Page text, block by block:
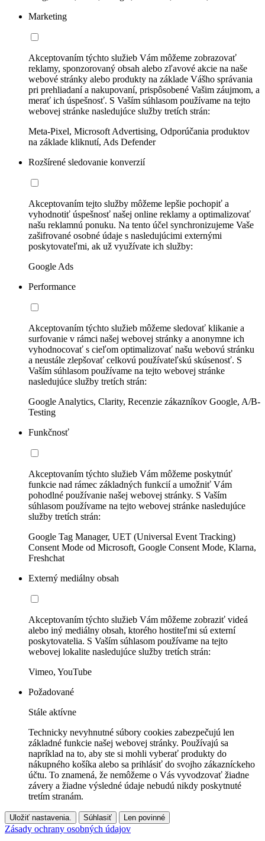
Marketing
Akceptovaním týchto služieb Vám môžeme zobrazovať
reklamy, sponzorovaný obsah alebo zľavové akcie na naše
webové stránky alebo produkty na základe Vášho správania
pri prehliadaní a nakupovaní, prispôsobené Vašim záujmom, a
merať ich úspešnosť. S Vaším súhlasom používame na tejto
webovej stránke nasledujúce služby tretích strán:
Meta-Pixel, Microsoft Advertising, Odporúčania produktov
na základe kliknutí, Ads Defender
Rozšírené sledovanie konverzií
Akceptovaním tejto služby môžeme lepšie pochopiť a
vyhodnotiť úspešnosť našej online reklamy a optimalizovať
našu reklamnú ponuku. Na tento účel synchronizujeme Vaše
zašifrované osobné údaje s nasledujúcimi externými
poskytovateľmi, ak už využívate ich služby:
Google Ads
Performance
Akceptovaním týchto služieb môžeme sledovať klikanie a
surfovanie v rámci našej webovej stránky a anonymne ich
vyhodnocovať s cieľom optimalizovať našu webovú stránku
a neustále zlepšovať celkovú používateľskú skúsenosť. S
Vaším súhlasom používame na tejto webovej stránke
nasledujúce služby tretích strán:
Google Analytics, Clarity, Recenzie zákazníkov Google, A/B-
Testing
Funkčnosť
Akceptovaním týchto služieb Vám môžeme poskytnúť
funkcie nad rámec základných funkcií a umožniť Vám
pohodlné používanie našej webovej stránky. S Vaším
súhlasom používame na tejto webovej stránke nasledujúce
služby tretích strán:
Google Tag Manager, UET (Universal Event Tracking)
Consent Mode od Microsoft, Google Consent Mode, Klarna,
Freshchat
Externý mediálny obsah
Akceptovaním týchto služieb Vám môžeme zobraziť videá
alebo iný mediálny obsah, ktorého hostiteľmi sú externí
poskytovatelia. S Vaším súhlasom používame na tejto
webovej lokalite nasledujúce služby tretích strán:
Vimeo, YouTube
Požadované
Stále aktívne
Technicky nevyhnutné súbory cookies zabezpečujú len
základné funkcie našej webovej stránky. Používajú sa
napríklad na to, aby ste si mohli vyberať produkty do
nákupného košíka alebo sa prihlásiť do svojho zákazníckeho
účtu. To znamená, že nemôžeme o Vás vyvodzovať žiadne
závery a žiadne výsledné údaje nebudú nikdy poskytnuté
tretím stranám.
Uložiť nastavenia. Súhlasiť Len povinné
Zásady ochrany osobných údajov